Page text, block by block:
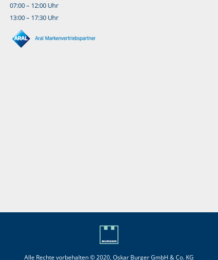
07:00 – 12:00 Uhr
13:00 – 17:30 Uhr
Alle Rechte vorbehalten © 2020, Oskar Burger GmbH & Co. KG